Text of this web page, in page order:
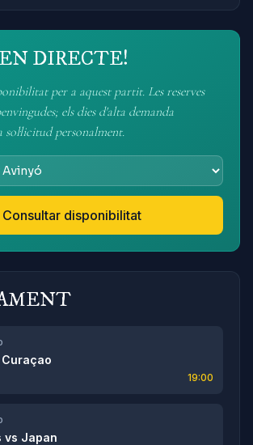
DIRECTE!
per a aquest partit. Les reserves
els dies d'alta demanda
personalment.
Consultar disponibilitat
Curaçao
19:00
vs Japan